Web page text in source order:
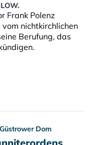
Frank Polenz
nichtkirchlichen
Berufung, das
Dom